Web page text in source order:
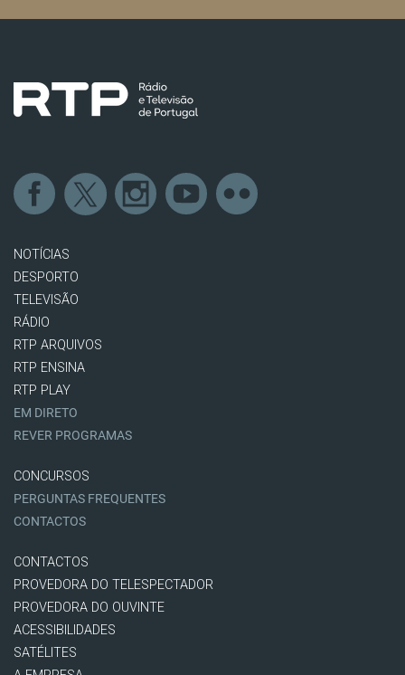
NOTÍCIAS
DESPORTO
TELEVISÃO
RÁDIO
RTP ARQUIVOS
RTP ENSINA
RTP PLAY
EM DIRETO
REVER PROGRAMAS
CONCURSOS
PERGUNTAS FREQUENTES
CONTACTOS
CONTACTOS
PROVEDORA DO TELESPECTADOR
PROVEDORA DO OUVINTE
ACESSIBILIDADES
SATÉLITES